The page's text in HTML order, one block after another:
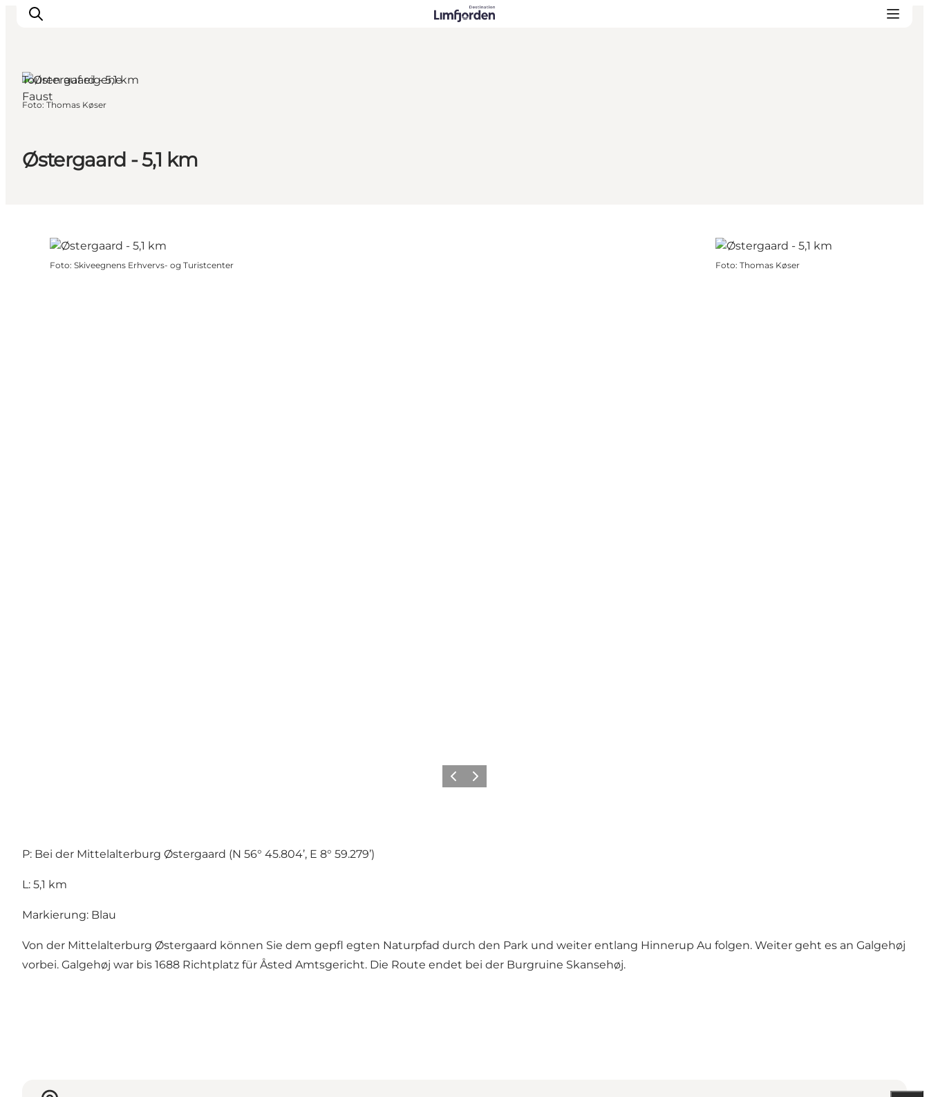
Østergaard - 5,1 km
Touren auf eigene
Faust
Foto: Thomas Køser
Foto: Skiveegnens Erhvervs- og Turistcenter Foto: Thomas Køser
Vorherige Folie
Nächste Folie
P: Bei der Mittelalterburg Østergaard (N 56° 45.804’, E 8° 59.279’)
L: 5,1 km
Markierung: Blau
Von der Mittelalterburg Østergaard können Sie dem gepfl egten Naturpfad durch den Park und weiter entlang Hinnerup Au folgen. Weiter geht es an Galgehøj
vorbei. Galgehøj war bis 1688 Richtplatz für Åsted Amtsgericht. Die Route endet bei der Burgruine Skansehøj.